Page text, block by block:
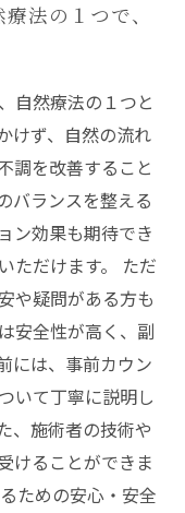
法の１つで、
自然療法の１つと
けず、自然の流れ
調を改善すること
バランスを整える
ン効果も期待でき
ただけます。 ただ
や疑問がある方も
安全性が高く、副
には、事前カウン
いて丁寧に説明し
、施術者の技術や
けることができま
ための安心・安全